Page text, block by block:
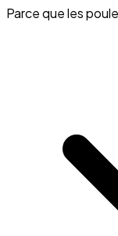
Parce que les